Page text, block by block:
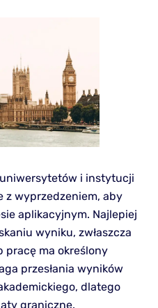
uniwersytetów i instytucji
z wyprzedzeniem, aby
aplikacyjnym. Najlepiej
wyniku, zwłaszcza
pracę ma określony
przesłania wyników
dlatego
graniczne.